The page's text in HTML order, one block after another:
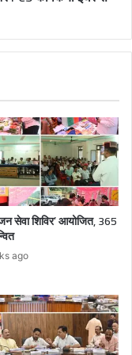
सेवा शिविर’ आयोजित, 365
ago